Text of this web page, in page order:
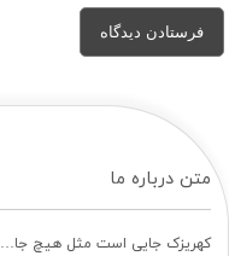
متن درباره ما
کهریزک جایی است مثل هیچ جا…